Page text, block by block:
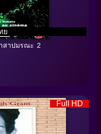
ย
สาปมรณะ 2
Full HD